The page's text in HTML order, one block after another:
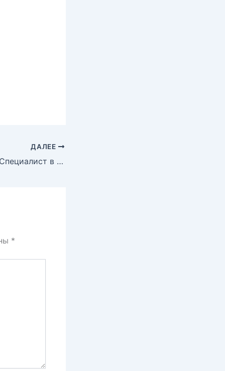
ДАЛЕЕ
Выпуск группы «Специалист в сфере закупок» в рамках Федерального закона №44″
*